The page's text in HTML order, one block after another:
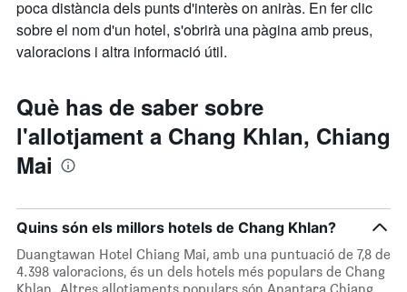
poca distància dels punts d'interès on aniràs. En fer clic
sobre el nom d'un hotel, s'obrirà una pàgina amb preus,
valoracions i altra informació útil.
Què has de saber sobre
l'allotjament a Chang Khlan, Chiang
Mai
Quins són els millors hotels de Chang Khlan?
Duangtawan Hotel Chiang Mai, amb una puntuació de 7,8 de
4.398 valoracions, és un dels hotels més populars de Chang